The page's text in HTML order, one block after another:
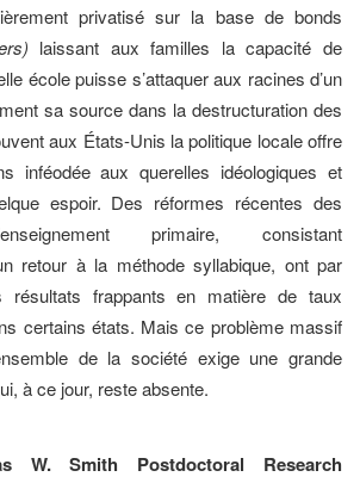
privatisé sur la base de bonds
laissant aux familles la capacité de
école puisse s’attaquer aux racines d’un
sa source dans la destructuration des
aux États-Unis la politique locale offre
inféodée aux querelles idéologiques et
espoir. Des réformes récentes des
primaire, consistant
retour à la méthode syllabique, ont par
résultats frappants en matière de taux
certains états. Mais ce problème massif
de la société exige une grande
à ce jour, reste absente.
W. Smith Postdoctoral Research